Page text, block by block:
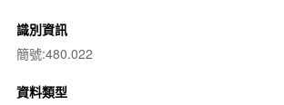
識別資訊
簡號:480.022
資料類型